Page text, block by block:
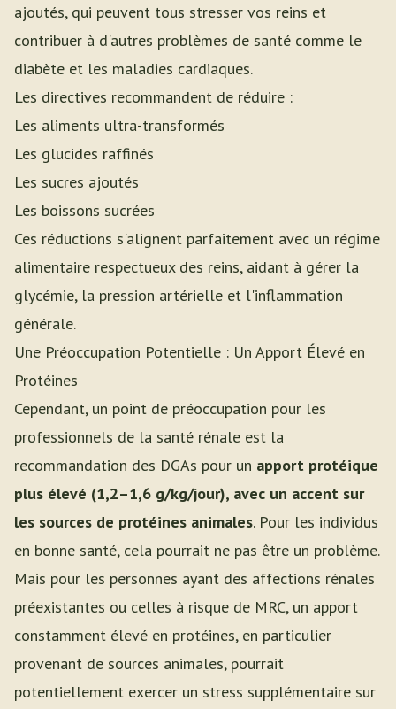
ajoutés, qui peuvent tous stresser vos reins et
contribuer à d'autres problèmes de santé comme le
diabète et les maladies cardiaques.
Les directives recommandent de réduire :
Les aliments ultra-transformés
Les glucides raffinés
Les sucres ajoutés
Les boissons sucrées
Ces réductions s'alignent parfaitement avec un régime
alimentaire respectueux des reins, aidant à gérer la
glycémie, la pression artérielle et l'inflammation
générale.
Une Préoccupation Potentielle : Un Apport Élevé en
Protéines
Cependant, un point de préoccupation pour les
professionnels de la santé rénale est la
recommandation des DGAs pour un apport protéique
plus élevé (1,2–1,6 g/kg/jour), avec un accent sur
les sources de protéines animales. Pour les individus
en bonne santé, cela pourrait ne pas être un problème.
Mais pour les personnes ayant des affections rénales
préexistantes ou celles à risque de MRC, un apport
constamment élevé en protéines, en particulier
provenant de sources animales, pourrait
potentiellement exercer un stress supplémentaire sur